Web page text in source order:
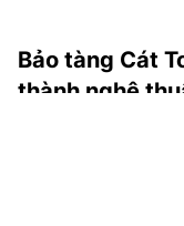
Bảo tàng Cát
thành nghệ